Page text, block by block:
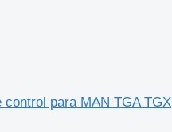
control para MAN TGA TGX